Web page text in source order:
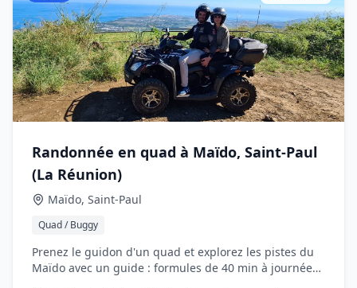
Randonnée en quad à Maïdo, Saint‑Paul
(La Réunion)
Maïdo, Saint‑Paul
Quad / Buggy
Prenez le guidon d'un quad et explorez les pistes du
Maïdo avec un guide : formules de 40 min à journée